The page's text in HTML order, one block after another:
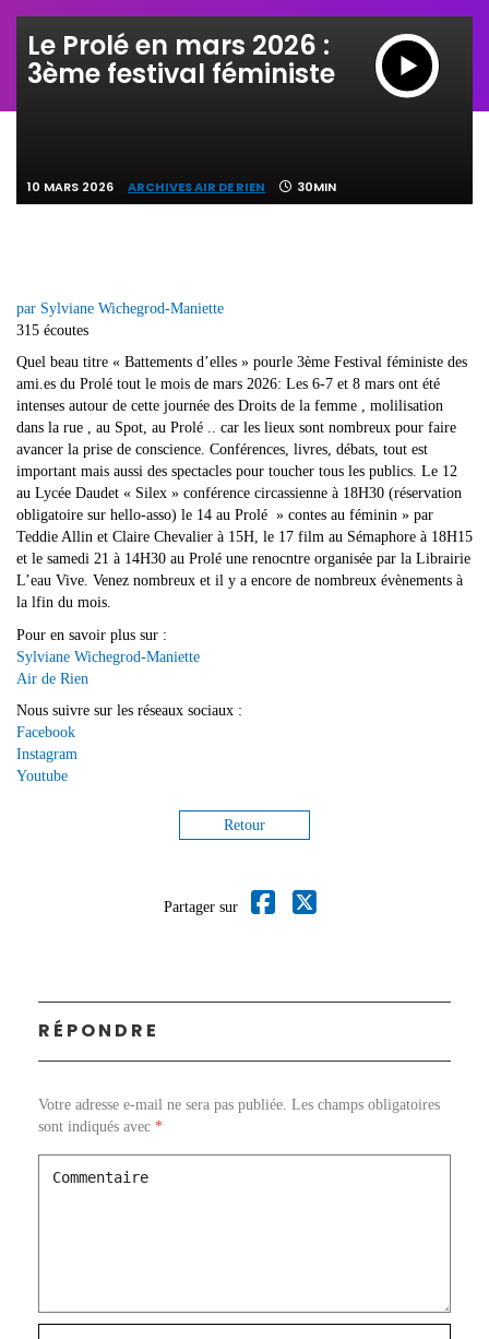
Le Prolé en mars 2026 :
3ème festival féministe
10 MARS 2026 ARCHIVES AIR DE RIEN 30MIN
par Sylviane Wichegrod-Maniette
315 écoutes
Quel beau titre « Battements d’elles » pourle 3ème Festival féministe des
ami.es du Prolé tout le mois de mars 2026: Les 6-7 et 8 mars ont été
intenses autour de cette journée des Droits de la femme , molilisation
dans la rue , au Spot, au Prolé .. car les lieux sont nombreux pour faire
avancer la prise de conscience. Conférences, livres, débats, tout est
important mais aussi des spectacles pour toucher tous les publics. Le 12
au Lycée Daudet « Silex » conférence circassienne à 18H30 (réservation
obligatoire sur hello-asso) le 14 au Prolé » contes au féminin » par
Teddie Allin et Claire Chevalier à 15H, le 17 film au Sémaphore à 18H15
et le samedi 21 à 14H30 au Prolé une renocntre organisée par la Librairie
L’eau Vive. Venez nombreux et il y a encore de nombreux évènements à
la lfin du mois.
Pour en savoir plus sur :
Sylviane Wichegrod-Maniette
Air de Rien
Nous suivre sur les réseaux sociaux :
Facebook
Instagram
Youtube
Retour
Partager sur
RÉPONDRE
Votre adresse e-mail ne sera pas publiée. Les champs obligatoires
sont indiqués avec *